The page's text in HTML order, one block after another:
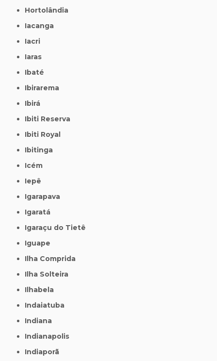
Hortolândia
Iacanga
Iacri
Iaras
Ibaté
Ibirarema
Ibirá
Ibiti Reserva
Ibiti Royal
Ibitinga
Icém
Iepê
Igarapava
Igaratá
Igaraçu do Tietê
Iguape
Ilha Comprida
Ilha Solteira
Ilhabela
Indaiatuba
Indiana
Indianapolis
Indiaporã